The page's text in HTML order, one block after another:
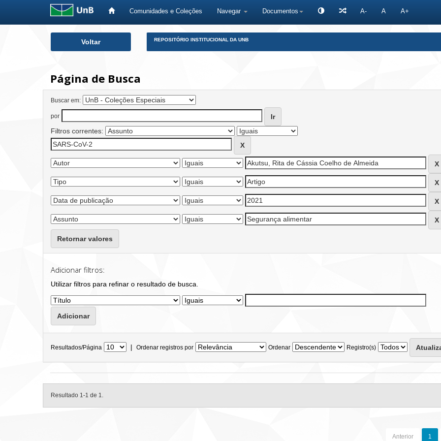
Comunidades e Coleções Navegar Documentos A- A A+
Voltar REPOSITÓRIO INSTITUCIONAL DA UNB
Página de Busca
Buscar em:
por
Filtros correntes:
Retornar valores
Adicionar filtros:
Utilizar filtros para refinar o resultado de busca.
Resultados/Página | Ordenar registros por Ordenar Registro(s)
Resultado 1-1 de 1.
Anterior 1